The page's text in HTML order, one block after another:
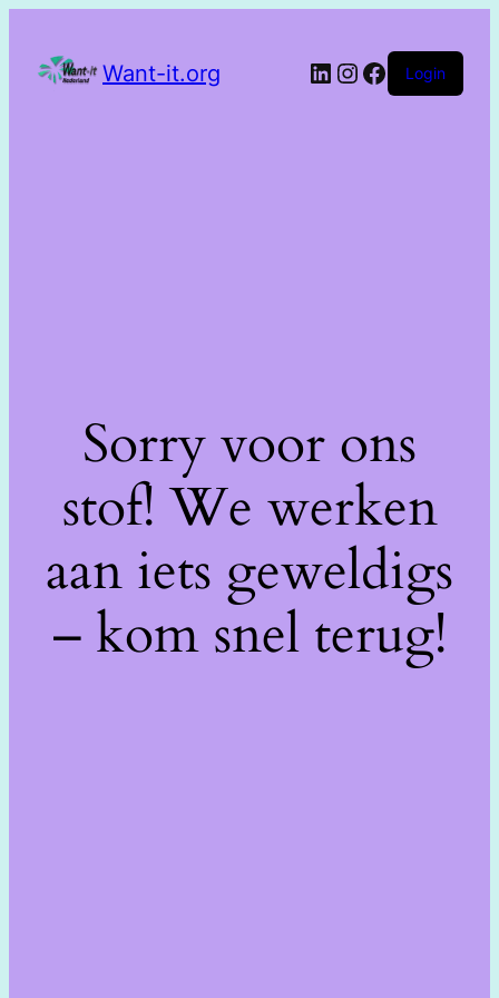
Want-it.org Login
Sorry voor ons
stof! We werken
aan iets geweldigs
– kom snel terug!